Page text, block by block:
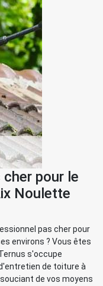
pour le
Noulette
pas cher pour
environs ? Vous êtes
s'occupe
de toiture à
de vos moyens